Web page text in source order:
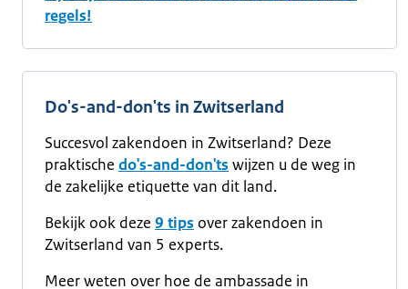
regels!
Do's-and-don'ts in Zwitserland
Succesvol zakendoen in Zwitserland? Deze
praktische do's-and-don'ts wijzen u de weg in
de zakelijke etiquette van dit land.
Bekijk ook deze 9 tips over zakendoen in
Zwitserland van 5 experts.
Meer weten over hoe de ambassade in